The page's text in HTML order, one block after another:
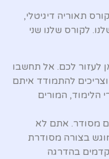
תאוריה דיגיטלי,
לקורס שלנו שני
לעזור לכם. אל תחשבו
להתמודד איתם
הלימוד, המורים
מסודר. אתם לא
בצורה מסודרת
בהדרגה